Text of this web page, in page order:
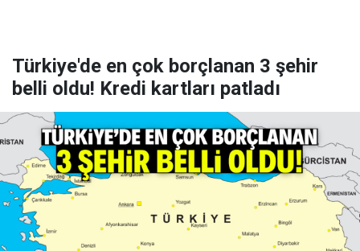
Türkiye'de en çok borçlanan 3 şehir
belli oldu! Kredi kartları patladı